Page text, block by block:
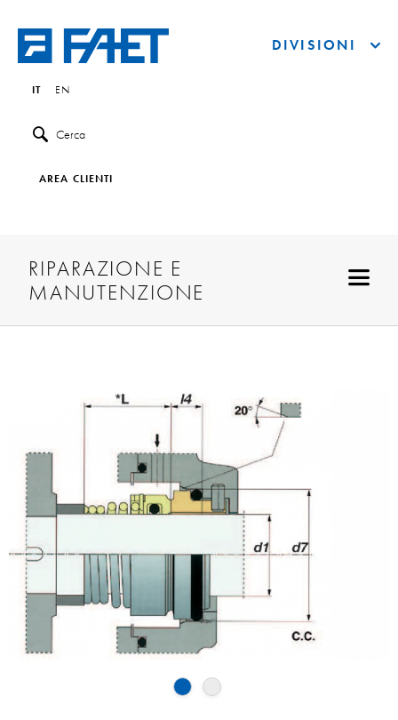
IT EN
Cerca
AREA CLIENTI
DIVISIONI
RIPARAZIONE E
MANUTENZIONE